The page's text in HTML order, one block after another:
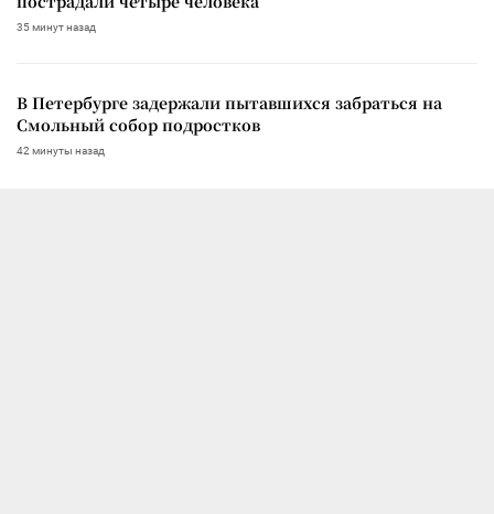
35 минут назад
В Петербурге задержали пытавшихся забраться на
Смольный собор подростков
42 минуты назад